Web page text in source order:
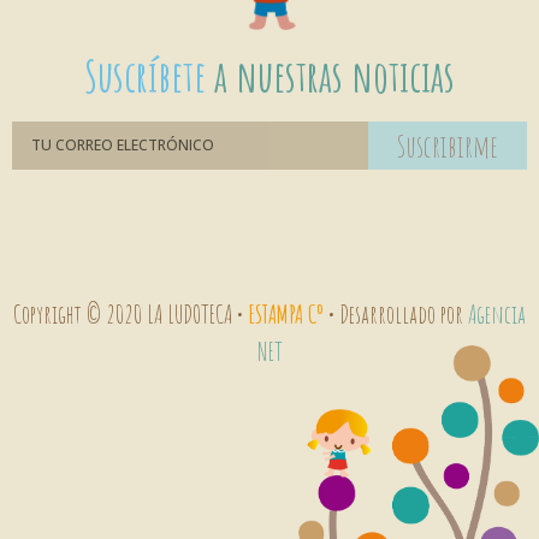
Suscríbetea nuestras noticias
Suscribirme
Copyright © 2020 LA LUDOTECA • ESTAMPA Cº • Desarrollado porAgencia
NET